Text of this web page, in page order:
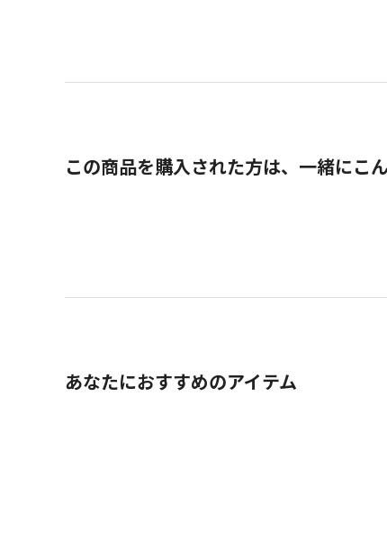
この商品を購入された方は、一緒にこ
あなたにおすすめのアイテム